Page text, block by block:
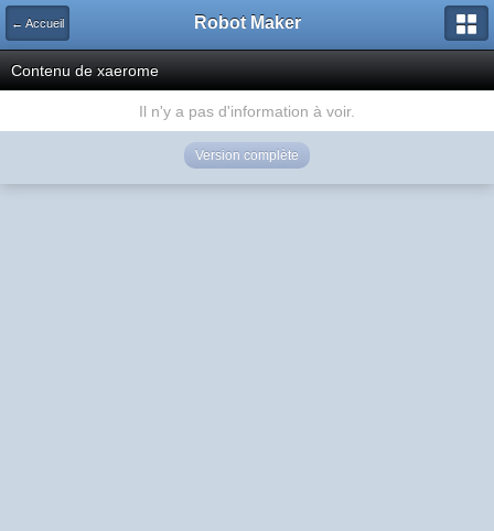
← Accueil Robot Maker
Contenu de xaerome
Il n'y a pas d'information à voir.
Version complète